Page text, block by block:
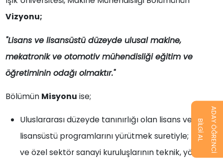
Vizyonu;
"Lisans ve lisansüstü düzeyde ulusal makine,
mekatronik ve otomotiv mühendisliği eğitim ve
öğretiminin odağı olmaktır."
Bölümün Misyonu ise;
Uluslararası düzeyde tanınırlığı olan lisans ve
lisansüstü programlarını yürütmek suretiyle; kamu
ve özel sektör sanayi kuruluşlarının teknik, yönetim
BİLGİ AL ADAY ÖĞRENCİ